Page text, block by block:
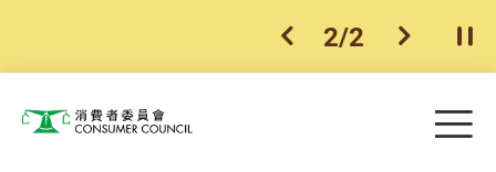
上一個
2/2 下一個開
消費者委員會 目